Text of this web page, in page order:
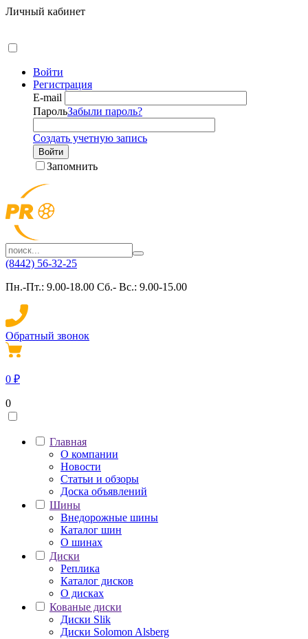
Личный кабинет
Войти
Регистрация
E-mail
ПарольЗабыли пароль?
Создать учетную запись
Войти
Запомнить
(8442) 56-32-25
Пн.-Пт.: 9.00-18.00 Сб.- Вс.: 9.00-15.00
Обратный звонок
0 ₽
0
Главная
О компании
Новости
Статьи и обзоры
Доска объявлений
Шины
Внедорожные шины
Каталог шин
О шинах
Диски
Реплика
Каталог дисков
О дисках
Кованые диски
Диски Slik
Диски Solomon Alsberg